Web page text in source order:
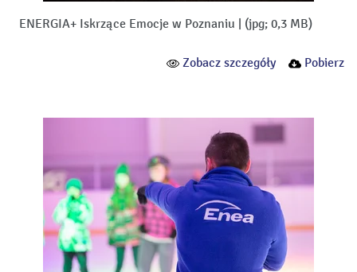
ENERGIA+ Iskrzące Emocje w Poznaniu (jpg; 0,3 MB)
Zobacz szczegóły Pobierz